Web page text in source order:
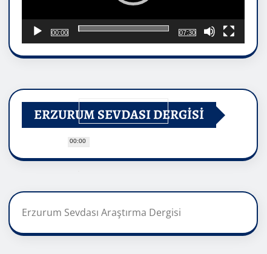
00:00
00:00
07:30
ERZURUM SEVDASI DERGİSİ
Erzurum Sevdası Araştırma Dergisi